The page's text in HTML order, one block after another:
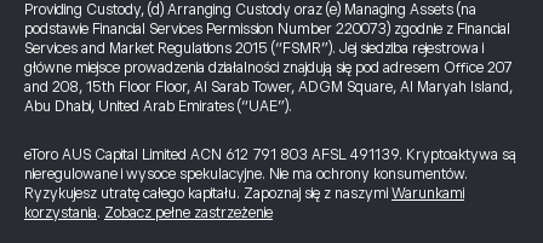
Providing Custody, (d) Arranging Custody oraz (e) Managing Assets (na
podstawie Financial Services Permission Number 220073) zgodnie z Financial
Services and Market Regulations 2015 (“FSMR”). Jej siedziba rejestrowa i
główne miejsce prowadzenia działalności znajdują się pod adresem Office 207
and 208, 15th Floor Floor, Al Sarab Tower, ADGM Square, Al Maryah Island,
Abu Dhabi, United Arab Emirates (“UAE”).
eToro AUS Capital Limited ACN 612 791 803 AFSL 491139. Kryptoaktywa są
nieregulowane i wysoce spekulacyjne. Nie ma ochrony konsumentów.
Ryzykujesz utratę całego kapitału. Zapoznaj się z naszymi Warunkami
korzystania. Zobacz pełne zastrzeżenie